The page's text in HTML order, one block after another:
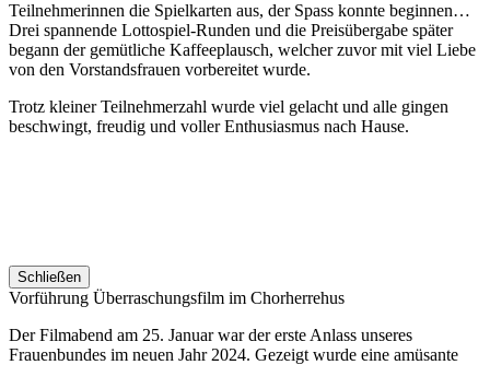
Teilnehmerinnen die Spielkarten aus, der Spass konnte beginnen…
Drei spannende Lottospiel-Runden und die Preisübergabe später
begann der gemütliche Kaffeeplausch, welcher zuvor mit viel Liebe
von den Vorstandsfrauen vorbereitet wurde.
Trotz kleiner Teilnehmerzahl wurde viel gelacht und alle gingen
beschwingt, freudig und voller Enthusiasmus nach Hause.
Schließen
Vorführung Überraschungsfilm im Chorherrehus
Der Filmabend am 25. Januar war der erste Anlass unseres
Frauenbundes im neuen Jahr 2024. Gezeigt wurde eine amüsante